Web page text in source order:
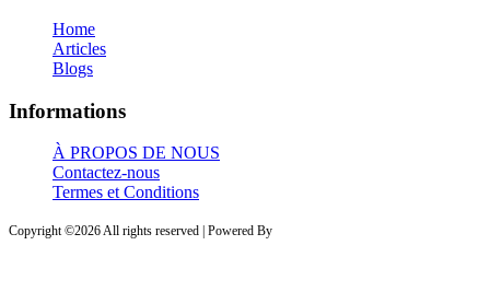
Home
Articles
Blogs
Informations
À PROPOS DE NOUS
Contactez-nous
Termes et Conditions
Copyright ©2026 All rights reserved | Powered By